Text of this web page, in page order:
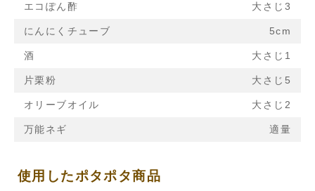
エコぽん酢 大さじ3
にんにくチューブ 5cm
酒 大さじ1
片栗粉 大さじ5
オリーブオイル 大さじ2
万能ネギ 適量
使用したポタポタ商品